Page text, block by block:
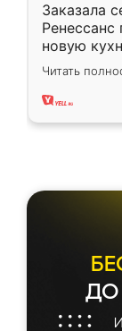
Заказала
Ренессанс
новую
вполне
два года,
Читать
ДО